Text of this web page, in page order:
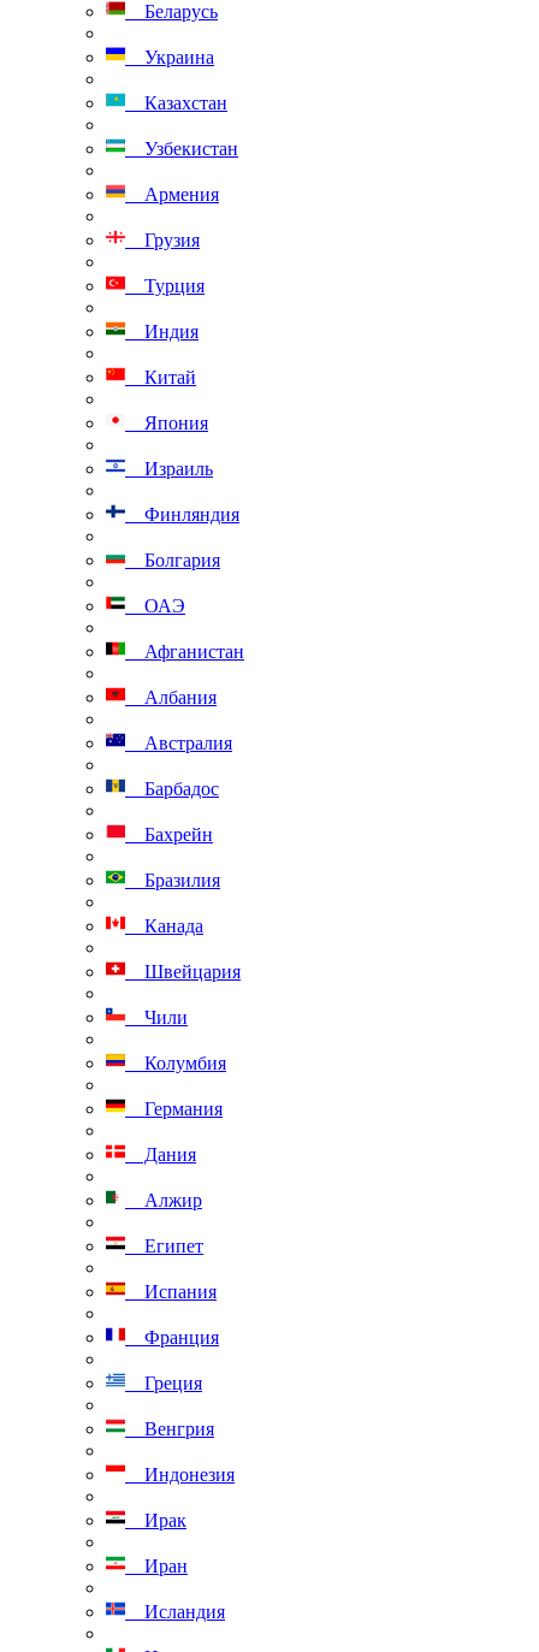
Беларусь
Украина
Казахстан
Узбекистан
Армения
Грузия
Турция
Индия
Китай
Япония
Израиль
Финляндия
Болгария
ОАЭ
Афганистан
Албания
Австралия
Барбадос
Бахрейн
Бразилия
Канада
Швейцария
Чили
Колумбия
Германия
Дания
Алжир
Египет
Испания
Франция
Греция
Венгрия
Индонезия
Ирак
Иран
Исландия